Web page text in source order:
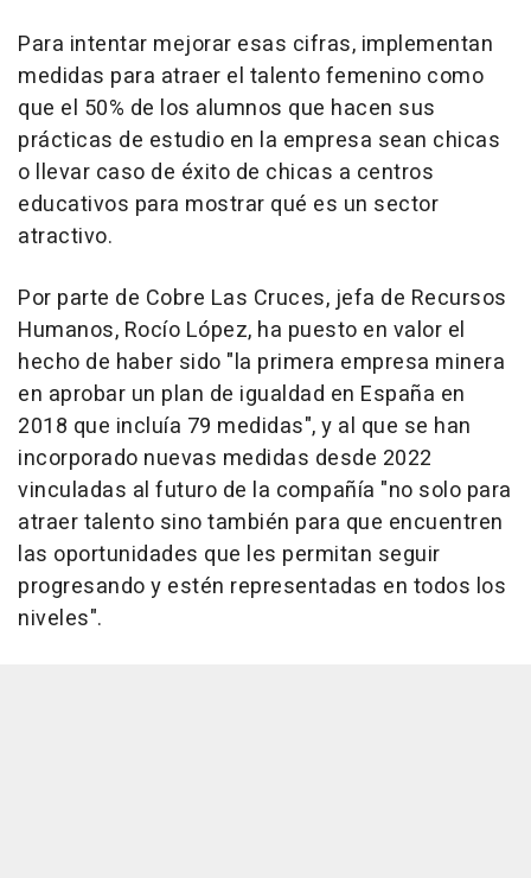
Para intentar mejorar esas cifras, implementan
medidas para atraer el talento femenino como
que el 50% de los alumnos que hacen sus
prácticas de estudio en la empresa sean chicas
o llevar caso de éxito de chicas a centros
educativos para mostrar qué es un sector
atractivo.
Por parte de Cobre Las Cruces, jefa de Recursos
Humanos, Rocío López, ha puesto en valor el
hecho de haber sido "la primera empresa minera
en aprobar un plan de igualdad en España en
2018 que incluía 79 medidas", y al que se han
incorporado nuevas medidas desde 2022
vinculadas al futuro de la compañía "no solo para
atraer talento sino también para que encuentren
las oportunidades que les permitan seguir
progresando y estén representadas en todos los
niveles".